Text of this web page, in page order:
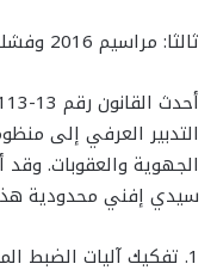
ثالثا: مراسيم 2016 وفشلها الميداني في إقليم سيدي إفني
التدبير العرفي إلى
الجهوية والعقوبات.
سيدي إفني محدودية هذه
1. تفكيك آليات الضبط المحلي